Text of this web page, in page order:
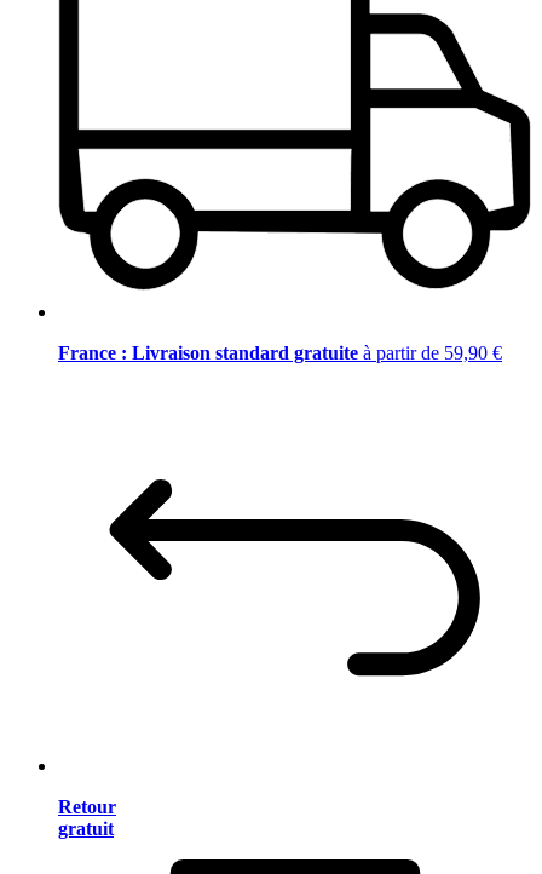
France : Livraison standard gratuite à partir de 59,90 €
Retour
gratuit